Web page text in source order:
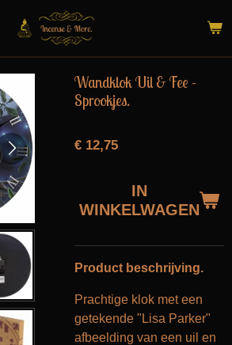
Wandklok Uil & Fee -
Sprookjes.
€ 12,75
IN
WINKELWAGEN
Product beschrijving.
Prachtige klok met een
getekende "Lisa Parker"
afbeelding van een uil en